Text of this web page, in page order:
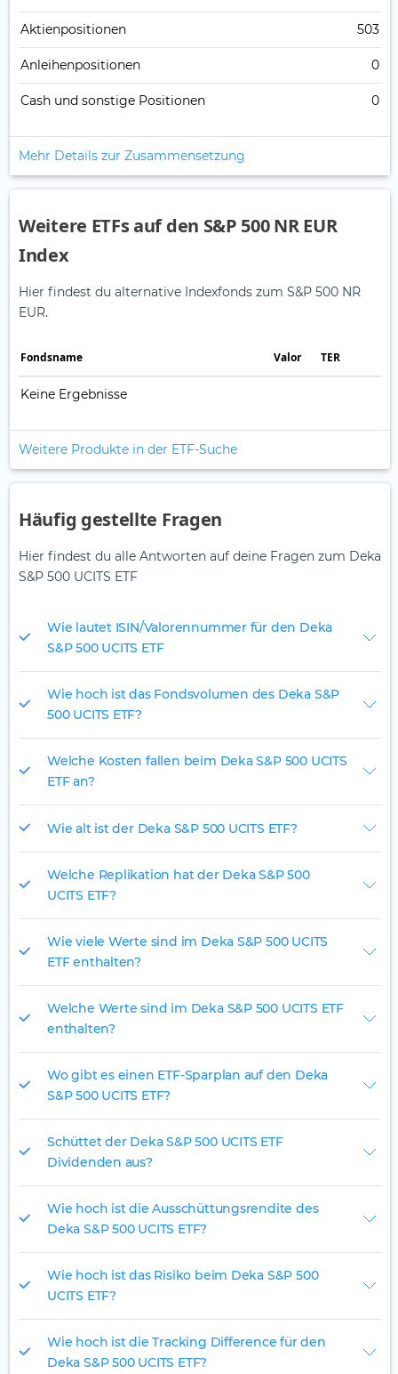
Aktienpositionen 503
Anleihenpositionen 0
Cash und sonstige Positionen 0
Mehr Details zur Zusammensetzung
Weitere ETFs auf den S&P 500 NR EUR
Index
Hier findest du alternative Indexfonds zum S&P 500 NR
EUR.
Fonds­name Valor TER
Keine Ergebnisse
Weitere Produkte in der ETF-Suche
Häufig gestellte Fragen
Hier findest du alle Antworten auf deine Fragen zum Deka
S&P 500 UCITS ETF
Wie lautet ISIN/Valorennummer für den Deka
S&P 500 UCITS ETF
Wie hoch ist das Fondsvolumen des Deka S&P
500 UCITS ETF?
Welche Kosten fallen beim Deka S&P 500 UCITS
ETF an?
Wie alt ist der Deka S&P 500 UCITS ETF?
Welche Replikation hat der Deka S&P 500
UCITS ETF?
Wie viele Werte sind im Deka S&P 500 UCITS
ETF enthalten?
Welche Werte sind im Deka S&P 500 UCITS ETF
enthalten?
Wo gibt es einen ETF-Sparplan auf den Deka
S&P 500 UCITS ETF?
Schüttet der Deka S&P 500 UCITS ETF
Dividenden aus?
Wie hoch ist die Ausschüttungsrendite des
Deka S&P 500 UCITS ETF?
Wie hoch ist das Risiko beim Deka S&P 500
UCITS ETF?
Wie hoch ist die Tracking Difference für den
Deka S&P 500 UCITS ETF?